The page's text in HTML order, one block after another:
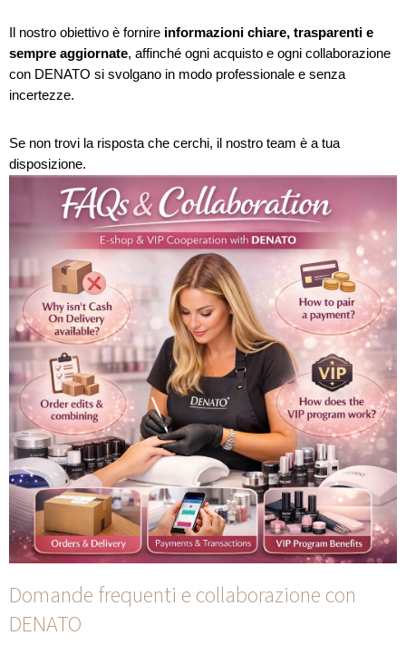
Il nostro obiettivo è fornire informazioni chiare, trasparenti e
sempre aggiornate, affinché ogni acquisto e ogni collaborazione
con DENATO si svolgano in modo professionale e senza
incertezze.
Se non trovi la risposta che cerchi, il nostro team è a tua
disposizione.
E
e
c
o
d
e
g
i
a
t
i
c
o
l
i
Domande frequenti e collaborazione con
DENATO